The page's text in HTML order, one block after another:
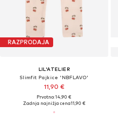
RAZPRODAJA
LIL'ATELIER
Slimfit Pajkice 'NBFLAVO'
11,90 €
Prvotno: 14,90 €
Zadnja najnižja cena11,90 €